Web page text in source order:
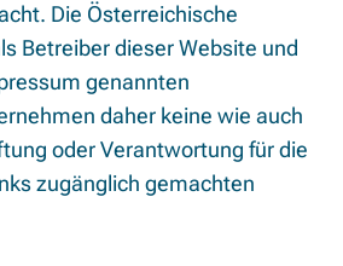
Die Österreichische
Betreiber dieser Website und
genannten
daher keine wie auch
oder Verantwortung für die
zugänglich gemachten